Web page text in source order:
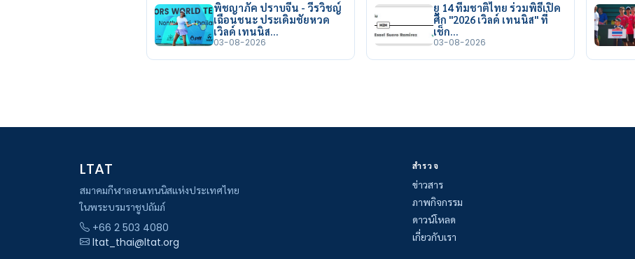
พิชญาภัค ปราบจีน - วีรวิชญ์
เฉือนชนะ ประเดิมชัยหวด
เวิลด์ เทนนิส…
03-08-2026
ยู 14 ทีมชาติไทย ร่วมพิธีเปิด
ศึก "2026 เวิลด์ เทนนิส" ที่
เช็ก…
03-08-2026
LTAT
สมาคมกีฬาลอนเทนนิสแห่งประเทศไทย
ในพระบรมราชูปถัมภ์
+66 2 503 4080
ltat_thai@ltat.org
สำรวจ
ข่าวสาร
ภาพกิจกรรม
ดาวน์โหลด
เกี่ยวกับเรา